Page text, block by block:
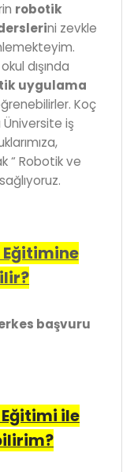
robotik
ni zevkle
dışında
uygulama
Koç
Üniversite iş
“ Robotik ve
başvuru
ile